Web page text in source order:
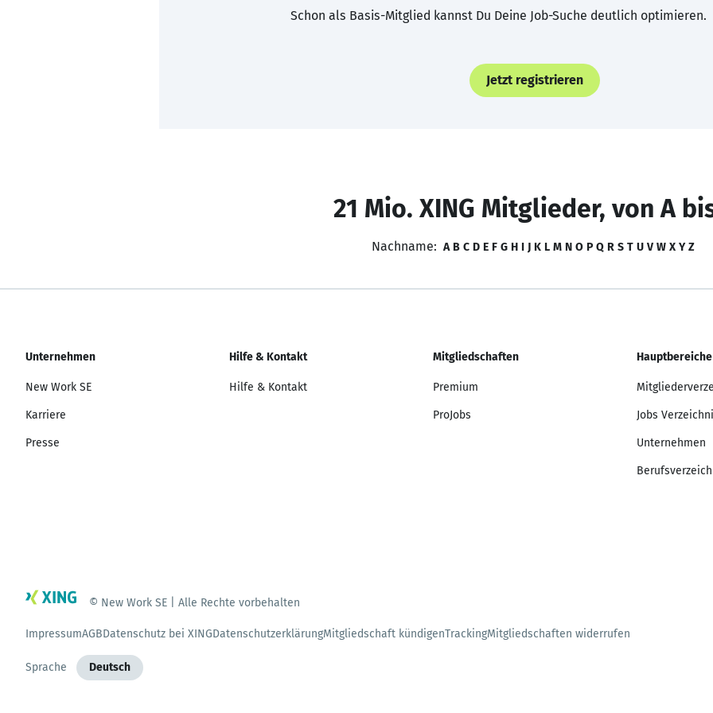
Schon als Basis-Mitglied kannst Du Deine Job-Suche deutlich optimieren.
Jetzt registrieren
21 Mio. XING Mitglieder, von A
Nachname: A B C D E F G H I J K L M N O P Q R S T U V W X Y Z
Unternehmen
New Work SE
Karriere
Presse
Hilfe & Kontakt
Hilfe & Kontakt
Mitgliedschaften
Premium
ProJobs
Hauptbereiche
Jobs
Unternehmen
© New Work SE | Alle Rechte vorbehalten
ImpressumAGBDatenschutz bei XINGDatenschutzerklärungMitgliedschaft kündigenTrackingMitgliedschaften widerrufen
Sprache Deutsch